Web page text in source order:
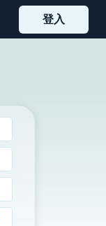
登入